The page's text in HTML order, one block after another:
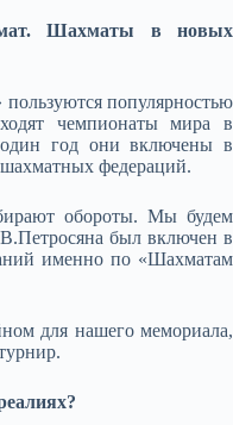
Шахматы в новых
популярностью
чемпионаты мира в
год они включены в
федераций.
обороты. Мы будем
был включен в
именно по «Шахматам
для нашего мемориала,